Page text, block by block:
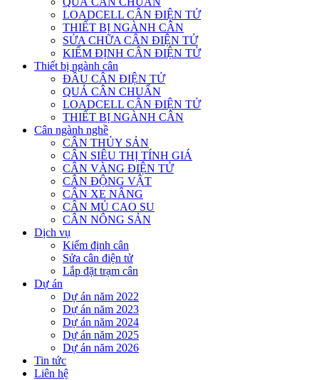
LOADCELL CÂN ĐIỆN TỬ
THIẾT BỊ NGÀNH CÂN
SỬA CHỮA CÂN ĐIỆN TỬ
KIỂM ĐỊNH CÂN ĐIỆN TỬ
Thiết bị ngành cân
ĐẦU CÂN ĐIỆN TỬ
QUẢ CÂN CHUẨN
LOADCELL CÂN ĐIỆN TỬ
THIẾT BỊ NGÀNH CÂN
Cân ngành nghề
CÂN THỦY SẢN
CÂN SIÊU THỊ TÍNH GIÁ
CÂN VÀNG ĐIỆN TỬ
CÂN ĐỘNG VẬT
CÂN XE NÂNG
CÂN MỦ CAO SU
CÂN NÔNG SẢN
Dịch vụ
Kiểm định cân
Sửa cân điện tử
Lắp đặt trạm cân
Dự án
Dự án năm 2022
Dự án năm 2023
Dự án năm 2024
Dự án năm 2025
Dự án năm 2026
Tin tức
Liên hệ